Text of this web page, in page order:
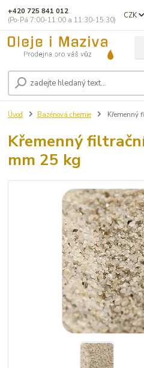
CZK
+420 725 841 012
(Po-Pá 7:00-11:00 a 11:30-15:30)
Úvod Bazénová chemie Křemenný
Křemenný
mm 25 kg